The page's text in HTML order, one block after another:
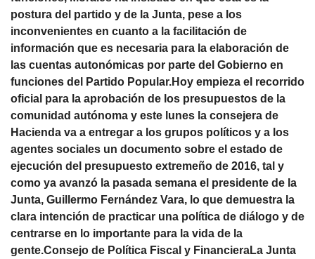
postura del partido y de la Junta, pese a los
inconvenientes en cuanto a la facilitación de
información que es necesaria para la elaboración de
las cuentas autonómicas por parte del Gobierno en
funciones del Partido Popular.Hoy empieza el recorrido
oficial para la aprobación de los presupuestos de la
comunidad autónoma y este lunes la consejera de
Hacienda va a entregar a los grupos políticos y a los
agentes sociales un documento sobre el estado de
ejecución del presupuesto extremeño de 2016, tal y
como ya avanzó la pasada semana el presidente de la
Junta, Guillermo Fernández Vara, lo que demuestra la
clara intención de practicar una política de diálogo y de
centrarse en lo importante para la vida de la
gente.Consejo de Política Fiscal y FinancieraLa Junta